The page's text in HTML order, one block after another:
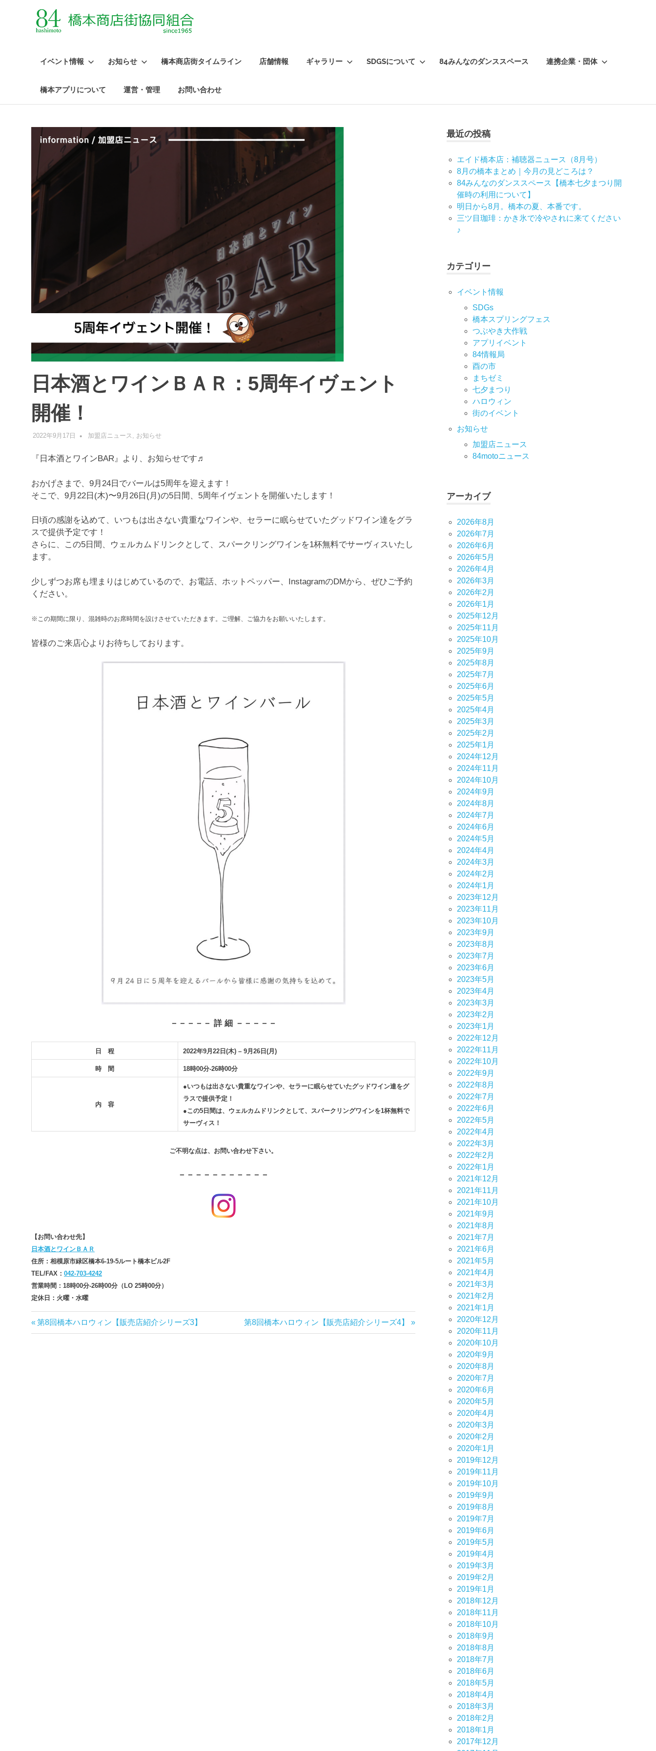
イベント情報 お知らせ 橋本商店街タイムライン 店舗情報 ギャラリー SDGSについて 84みんなのダンススペース 連携企業・団体
橋本アプリについて 運営・管理 お問い合わせ
日本酒とワインＢＡＲ：5周年イヴェント
開催！
2022年9月17日 管理者
加盟店ニュース お知らせ
『日本酒とワインBAR』より、お知らせです♬
おかげさまで、9月24日でバールは5周年を迎えます！
そこで、9月22日(木)〜9月26日(月)の5日間、5周年イヴェントを開催いたします！
日頃の感謝を込めて、いつもは出さない貴重なワインや、セラーに眠らせていたグッドワイン達をグラ
スで提供予定です！
さらに、この5日間、ウェルカムドリンクとして、スパークリングワインを1杯無料でサーヴィスいたし
ます。
少しずつお席も埋まりはじめているので、お電話、ホットペッパー、InstagramのDMから、ぜひご予約
ください。
※この期間に限り、混雑時のお席時間を設けさせていただきます。ご理解、ご協力をお願いいたします。
皆様のご来店心よりお待ちしております。
－－－－－ 詳 細 －－－－－
日 程 2022年9月22日(木) – 9月26日(月)
時 間 18時00分-26時00分
内 容
●いつもは出さない貴重なワインや、セラーに眠らせていたグッドワイン達をグ
ラスで提供予定！
●この5日間は、ウェルカムドリンクとして、スパークリングワインを1杯無料で
サーヴィス！
ご不明な点は、お問い合わせ下さい。
－－－－－－－－－－－
【お問い合わせ先】
日本酒とワインＢＡＲ
住所：相模原市緑区橋本6-19-5ルート橋本ビル2F
TEL/FAX： 042-703-4242
営業時間：18時00分-26時00分（LO 25時00分）
定休日：火曜・水曜
投
前
の
第8回橋本ハロウィン【販売店紹介シリーズ3】
次
の
第8回橋本ハロウィン【販売店紹介シリーズ4】
最近の投稿
エイド橋本店：補聴器ニュース（8月号）
8月の橋本まとめ｜今月の見どころは？
84みんなのダンススペース【橋本七夕まつり開
催時の利用について】
明日から8月。橋本の夏、本番です。
三ツ目珈琲：かき氷で冷やされに来てください
♪
カテゴリー
イベント情報
SDGs
橋本スプリングフェス
つぶやき大作戦
アプリイベント
84情報局
酉の市
まちゼミ
七⼣まつり
ハロウィン
街のイベント
お知らせ
加盟店ニュース
84motoニュース
アーカイブ
2026年8月
2026年7月
2026年6月
2026年5月
2026年4月
2026年3月
2026年2月
2026年1月
2025年12月
2025年11月
2025年10月
2025年9月
2025年8月
2025年7月
2025年6月
2025年5月
2025年4月
2025年3月
2025年2月
2025年1月
2024年12月
2024年11月
2024年10月
2024年9月
2024年8月
2024年7月
2024年6月
2024年5月
2024年4月
2024年3月
2024年2月
2024年1月
2023年12月
2023年11月
2023年10月
2023年9月
2023年8月
2023年7月
2023年6月
2023年5月
2023年4月
2023年3月
2023年2月
2023年1月
2022年12月
2022年11月
2022年10月
2022年9月
2022年8月
2022年7月
2022年6月
2022年5月
2022年4月
2022年3月
2022年2月
2022年1月
2021年12月
2021年11月
2021年10月
2021年9月
2021年8月
2021年7月
2021年6月
2021年5月
2021年4月
2021年3月
2021年2月
2021年1月
2020年12月
2020年11月
2020年10月
2020年9月
2020年8月
2020年7月
2020年6月
2020年5月
2020年4月
2020年3月
2020年2月
2020年1月
2019年12月
2019年11月
2019年10月
2019年9月
2019年8月
2019年7月
2019年6月
2019年5月
2019年4月
2019年3月
2019年2月
2019年1月
2018年12月
2018年11月
2018年10月
2018年9月
2018年8月
2018年7月
2018年6月
2018年5月
2018年4月
2018年3月
2018年2月
2018年1月
2017年12月